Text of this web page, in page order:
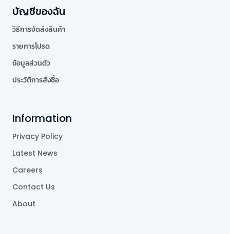
บัญชีของฉัน
วิธีการจัดส่งสินค้า
รายการโปรด
ข้อมูลส่วนตัว
ประวัติการสั่งซื้อ
Information
Privacy Policy
Latest News
Careers
Contact Us
About